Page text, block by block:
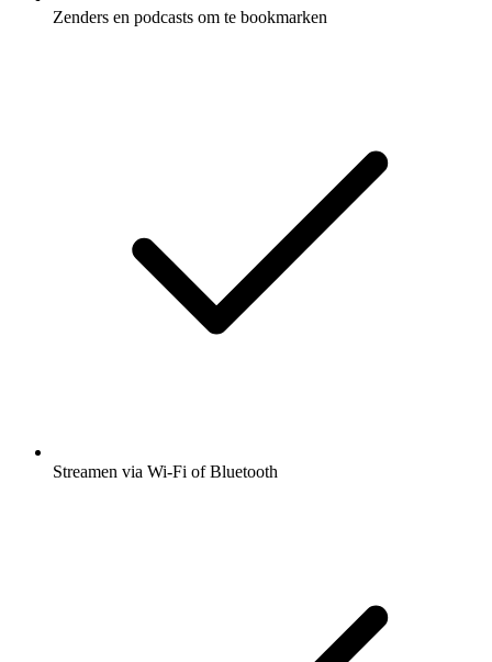
Zenders en podcasts om te bookmarken
Streamen via Wi-Fi of Bluetooth